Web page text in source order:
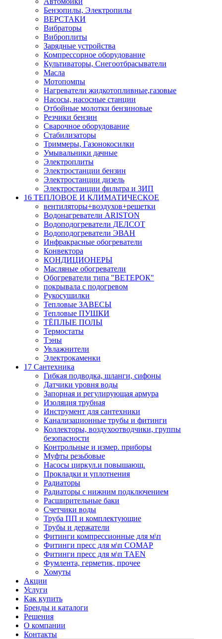
Бензопилы, Электропилы
ВЕРСТАКИ
Вибраторы
Виброплиты
Зарядные устройства
Компрессорное оборудование
Культиваторы, Снегоотбрасыватели
Масла
Мотопомпы
Нагреватели жидкотопливные,газовые
Насосы, насосные станции
Отбойные молотки бензиновые
Резчики бензин
Сварочное оборудование
Стабилизаторы
Триммеры, Газонокосилки
Умывальники дачные
Электроплиты
Электростанции бензин
Электростанции дизель
Электростанции фильтра и ЗИП
16 ТЕПЛОВОЕ И КЛИМАТИЧЕСКОЕ
вентиляторы+воздухов+решетки
Водонагреватели ARISTON
Водоподогреватели ДЕЛСОТ
Водоподогреватели ЭВАН
Инфракрасные обогреватели
Конвектора
КОНДИЦИОНЕРЫ
Масляные обогреватели
Обогреватели типа "ВЕТЕРОК"
покрывала с подогревом
Рукосушилки
Тепловые ЗАВЕСЫ
Тепловые ПУШКИ
ТЁПЛЫЕ ПОЛЫ
Термостаты
Тэны
Увлажнители
Электрокаменки
17 Сантехника
Гибкая подводка, шланги, сифоны
Датчики уровня воды
Запорная и регулирующая армура
Изоляция трубная
Инструмент для сантехники
Канализационные трубы и фитинги
Коллекторы, воздухоотводчики, группы
безопасности
Контрольные и измер. приборы
Муфты резьбовые
Насосы циркул.и повышающ.
Прокладки и уплотнения
Радиаторы
Радиаторы с нижним подключением
Расширительные баки
Счетчики воды
Труба ПП и комплектующие
Трубы и держатели
Фитинги компрессионные для м\п
Фитинги пресс для м\п COMAP
Фитинги пресс для м\п TAEN
Фумлента, герметик, прочее
Хомуты
Акции
Услуги
Как купить
Бренды и каталоги
Решения
О компании
Контакты